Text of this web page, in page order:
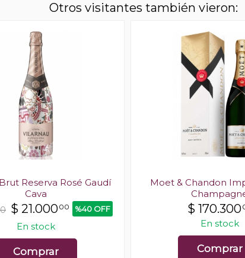
Otros visitantes también vieron:
Reserva Rosé Gaudí
Cava
$ 21.00000 %40 OFF
En stock
Comprar
Moet & Chandon
$ 170.300
En stock
Comprar